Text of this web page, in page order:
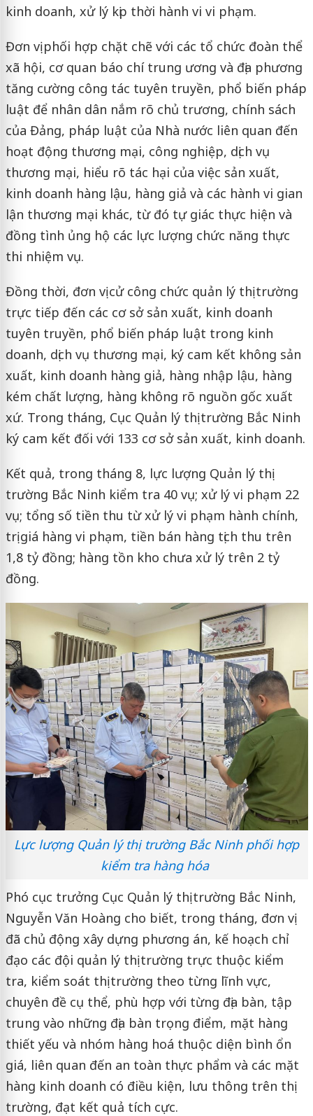
kinh doanh, xử lý kịp thời hành vi vi phạm.
Đơn vị phối hợp chặt chẽ với các tổ chức đoàn thể
xã hội, cơ quan báo chí trung ương và địa phương
tăng cường công tác tuyên truyền, phổ biến pháp
luật để nhân dân nắm rõ chủ trương, chính sách
của Đảng, pháp luật của Nhà nước liên quan đến
hoạt động thương mại, công nghiệp, dịch vụ
thương mại, hiểu rõ tác hại của việc sản xuất,
kinh doanh hàng lậu, hàng giả và các hành vi gian
lận thương mại khác, từ đó tự giác thực hiện và
đồng tình ủng hộ các lực lượng chức năng thực
thi nhiệm vụ.
Đồng thời, đơn vị cử công chức quản lý thị trường
trực tiếp đến các cơ sở sản xuất, kinh doanh
tuyên truyền, phổ biến pháp luật trong kinh
doanh, dịch vụ thương mại, ký cam kết không sản
xuất, kinh doanh hàng giả, hàng nhập lậu, hàng
kém chất lượng, hàng không rõ nguồn gốc xuất
xứ. Trong tháng, Cục Quản lý thị trường Bắc Ninh
ký cam kết đối với 133 cơ sở sản xuất, kinh doanh.
Kết quả, trong tháng 8, lực lượng Quản lý thị
trường Bắc Ninh kiểm tra 40 vụ; xử lý vi phạm 22
vụ; tổng số tiền thu từ xử lý vi phạm hành chính,
trị giá hàng vi phạm, tiền bán hàng tịch thu trên
1,8 tỷ đồng; hàng tồn kho chưa xử lý trên 2 tỷ
đồng.
Lực lượng Quản lý thị trường Bắc Ninh phối hợp
kiểm tra hàng hóa
Phó cục trưởng Cục Quản lý thị trường Bắc Ninh,
Nguyễn Văn Hoàng cho biết, trong tháng, đơn vị
đã chủ động xây dựng phương án, kế hoạch chỉ
đạo các đội quản lý thị trường trực thuộc kiểm
tra, kiểm soát thị trường theo từng lĩnh vực,
chuyên đề cụ thể, phù hợp với từng địa bàn, tập
trung vào những địa bàn trọng điểm, mặt hàng
thiết yếu và nhóm hàng hoá thuộc diện bình ổn
giá, liên quan đến an toàn thực phẩm và các mặt
hàng kinh doanh có điều kiện, lưu thông trên thị
trường, đạt kết quả tích cực.